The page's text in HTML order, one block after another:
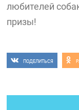
любителей
призы!
ПОДЕЛИТЬСЯ